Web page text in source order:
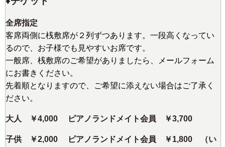
全席指定
客席両側に桟敷席が２列ずつあります。一段高くなってい
るので、お子様でも見やすいお席です。
一般席、桟敷席のご希望がありましたら、メールフォーム
にお書きください。
先着順となりますので、ご希望に添えない場合はご了承く
ださい。
大人 ￥4,000 ピアノランドメイト会員 ￥3,700
子供 ￥2,000 ピアノランドメイト会員 ￥1,800 （い